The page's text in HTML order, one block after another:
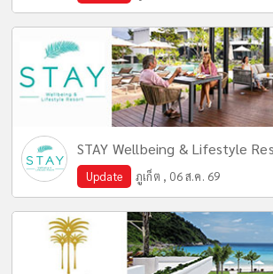
STAY Wellbeing & Lifestyle
Update ภูเก็ต , 06 ส.ค. 69